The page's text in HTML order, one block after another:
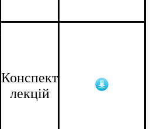
Конспект
лекцій